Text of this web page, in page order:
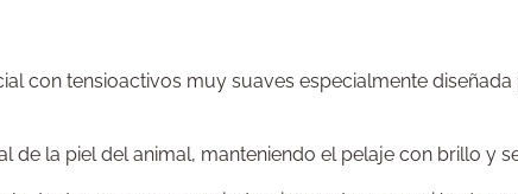
con tensioactivos muy suaves especialmente
la piel del animal, manteniendo el pelaje con brillo y